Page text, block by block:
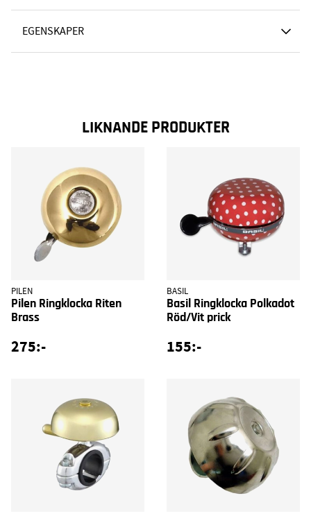
EGENSKAPER
LIKNANDE PRODUKTER
PILEN
Pilen Ringklocka Riten
Brass
275:-
BASIL
Basil Ringklocka Polkadot
Röd/Vit prick
155:-